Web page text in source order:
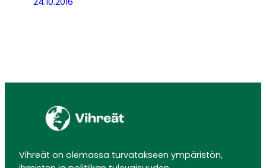
Vihreät on olemassa turvatakseen ympäristön,